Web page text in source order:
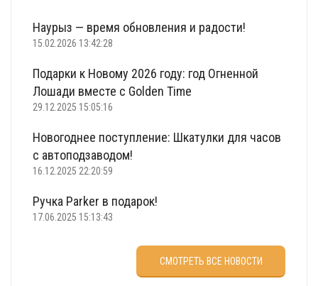
Наурыз — время обновления и радости!
15.02.2026 13:42:28
Подарки к Новому 2026 году: год Огненной
Лошади вместе с Golden Time
29.12.2025 15:05:16
Новогоднее поступление: Шкатулки для часов
с автоподзаводом!
16.12.2025 22:20:59
Ручка Parker в подарок!
17.06.2025 15:13:43
Что подарить на 23 февраля?
СМОТРЕТЬ ВСЕ НОВОСТИ